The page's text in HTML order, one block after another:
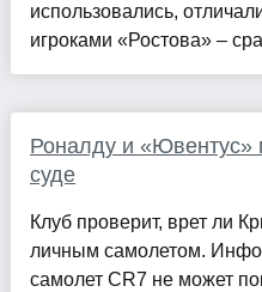
использовались,
игроками «Ростова» –
Роналду и «Ювентус»
суде
Клуб проверит, врет ли
личным самолетом.
самолет CR7 не может